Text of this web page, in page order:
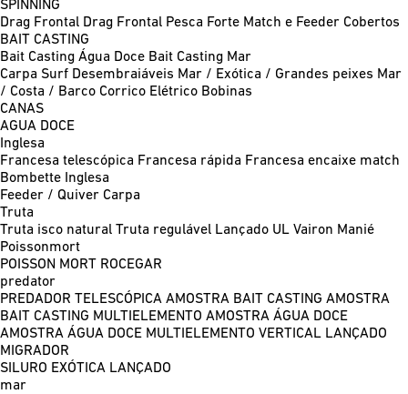
SPINNING
Drag Frontal Drag Frontal Pesca Forte Match e Feeder Cobertos
BAIT CASTING
Bait Casting Água Doce Bait Casting Mar
Carpa Surf Desembraiáveis Mar / Exótica / Grandes peixes Mar
/ Costa / Barco Corrico Elétrico Bobinas
CANAS
AGUA DOCE
Inglesa
Francesa telescópica Francesa rápida Francesa encaixe match
Bombette Inglesa
Feeder / Quiver Carpa
Truta
Truta isco natural Truta regulável Lançado UL Vairon Manié
Poissonmort
POISSON MORT ROCEGAR
predator
PREDADOR TELESCÓPICA AMOSTRA BAIT CASTING AMOSTRA
BAIT CASTING MULTIELEMENTO AMOSTRA ÁGUA DOCE
AMOSTRA ÁGUA DOCE MULTIELEMENTO VERTICAL LANÇADO
MIGRADOR
SILURO EXÓTICA LANÇADO
mar